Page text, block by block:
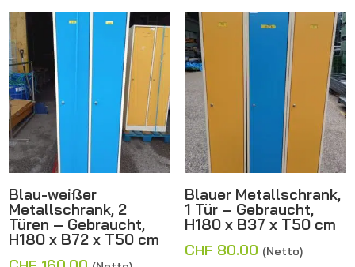
Blau-weißer
Metallschrank, 2
Türen – Gebraucht,
H180 x B72 x T50 cm
Blauer Metallschrank,
1 Tür – Gebraucht,
H180 x B37 x T50 cm
CHF 80.00 (Netto)